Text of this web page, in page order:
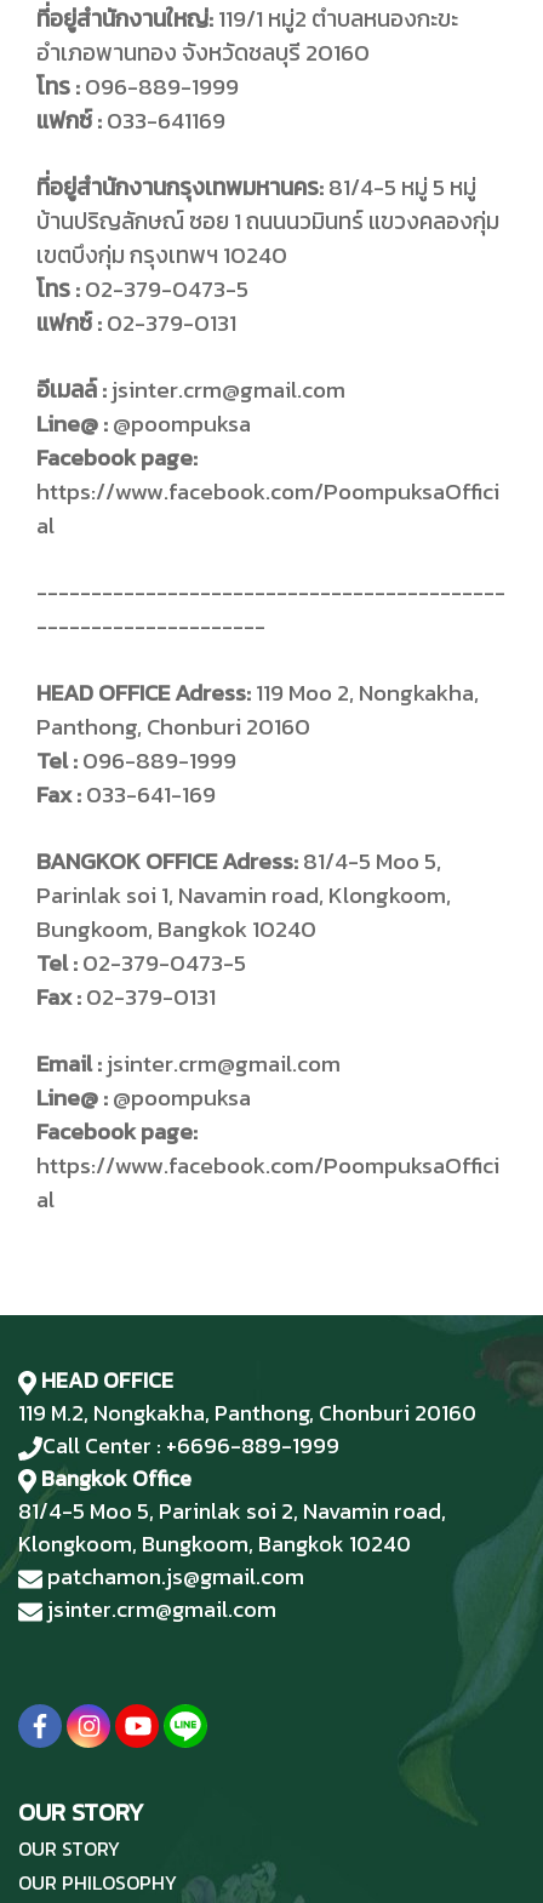
ที่อยู่สำนักงานใหญ่:119/1 หมู่2 ตำบลหนองกะขะ
อำเภอพานทอง จังหวัดชลบุรี 20160
โทร :096-889-1999
แฟกซ์ :033-641169
ที่อยู่สำนักงานกรุงเทพมหานคร:81/4-5 หมู่ 5 หมู่
บ้านปริญลักษณ์ ซอย 1 ถนนนวมินทร์ แขวงคลองกุ่ม
เขตบึงกุ่ม กรุงเทพฯ 10240
โทร :02-379-0473-5
แฟกซ์ :02-379-0131
อีเมลล์ :jsinter.crm@gmail.com
Line@ :@poompuksa
Facebook page:
https://www.facebook.com/PoompuksaOffici
al
-------------------------------------------
---------------------
HEAD OFFICE Adress:119 Moo 2, Nongkakha,
Panthong, Chonburi 20160
Tel :096-889-1999
Fax :033-641-169
BANGKOK OFFICE Adress:81/4-5 Moo 5,
Parinlak soi 1, Navamin road, Klongkoom,
Bungkoom, Bangkok 10240
Tel :02-379-0473-5
Fax :02-379-0131
Email :jsinter.crm@gmail.com
Line@ :@poompuksa
Facebook page:
https://www.facebook.com/PoompuksaOffici
al
HEAD OFFICE
119 M.2, Nongkakha, Panthong, Chonburi 20160
Call Center : +6696-889-1999
Bangkok Office
81/4-5 Moo 5, Parinlak soi 2, Navamin road,
Klongkoom, Bungkoom, Bangkok 10240
patchamon.js@gmail.com
jsinter.crm@gmail.com
OUR STORY
OUR STORY
OUR PHILOSOPHY